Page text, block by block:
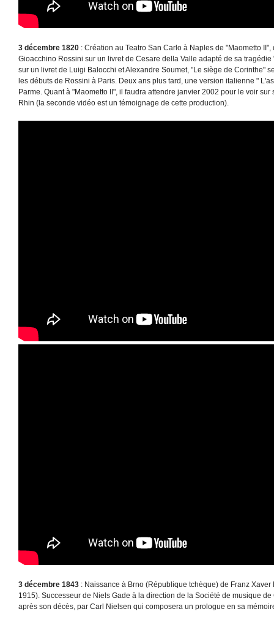
3 décembre 1820 : Création au Teatro San Carlo à Naples de "Maometto
Gioacchino Rossini sur un livret de Cesare della Valle adapté de sa
sur un livret de Luigi Balocchi et Alexandre Soumet, "Le siège de Corinthe"
les débuts de Rossini à Paris. Deux ans plus tard, une version italienne "
Parme. Quant à "Maometto II", il faudra attendre janvier 2002 pour le voir
Rhin (la seconde vidéo est un témoignage de cette production).
3 décembre 1843 : Naissance à Brno (République tchèque) de Franz
1915). Successeur de Niels Gade à la direction de la Société de musique
après son décès, par Carl Nielsen qui composera un prologue en sa